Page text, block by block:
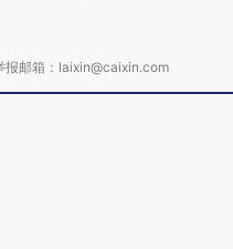
邮箱：laixin@caixin.com